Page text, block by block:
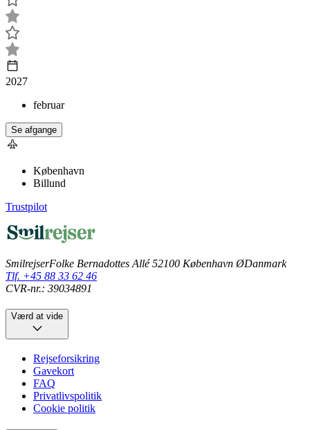
2027
februar
Se afgange
København
Billund
Trustpilot
SmilrejserFolke Bernadottes Allé 52100 København ØDanmark
Tlf. +45 88 33 62 46
CVR-nr.: 39034891
Værd at vide
Rejseforsikring
Gavekort
FAQ
Privatlivspolitik
Cookie politik